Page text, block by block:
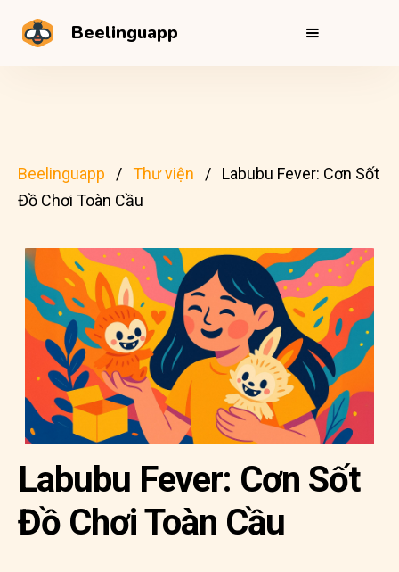
Beelinguapp
Beelinguapp Thư viện
Labubu Fever: Cơn Sốt
Đồ Chơi Toàn Cầu
Labubu Fever: Cơn Sốt
Đồ Chơi Toàn Cầu